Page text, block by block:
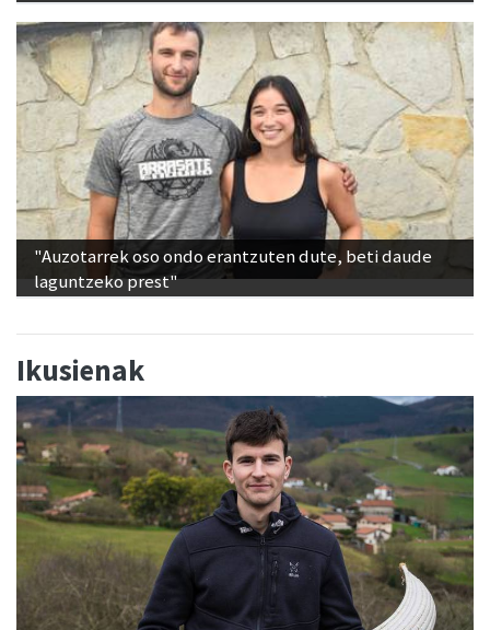
"Auzotarrek oso ondo erantzuten dute, beti daude
laguntzeko prest"
Ikusienak